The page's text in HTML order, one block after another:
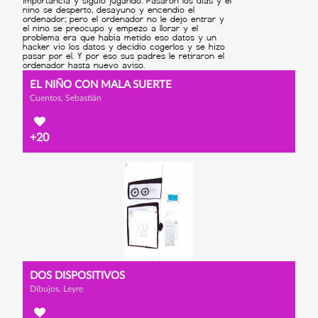
EL NIÑO CON MALA SUERTE
Cuentos, Sebastián
+20
DOS DISPOSITIVOS
Dibujos, Leyre